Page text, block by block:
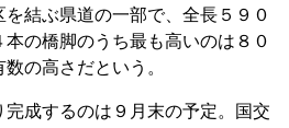
結ぶ県道の一部で、全長５９０
本の橋脚のうち最も高いのは８０
の高さだという。
成するのは９月末の予定。国交